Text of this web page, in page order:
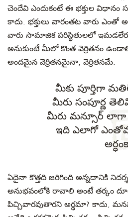
చెందేవి ఎందుకంటే ఈ భక్తుల
కాదు. భక్తులు వారంతట వారు ఎంతో
వారు సామాజిక పరిస్థితులలో
అనుకుంటే మీలో కొంత వెర్రితనం
అందమైన వెర్రితనమైనా, వెర్రితనమే.
మీకు పూర్తిగా
మీరు సంపూర్ణ
మీరు మన్సూర్
ఇది ఎలాగో
ఏదైనా కొత్తది జరిగింది అన్నదానికి
అనుభవంలోకి రావాలి అంటే తర్కం
పిచ్చివారవుతారని అర్థమా? కాదు,